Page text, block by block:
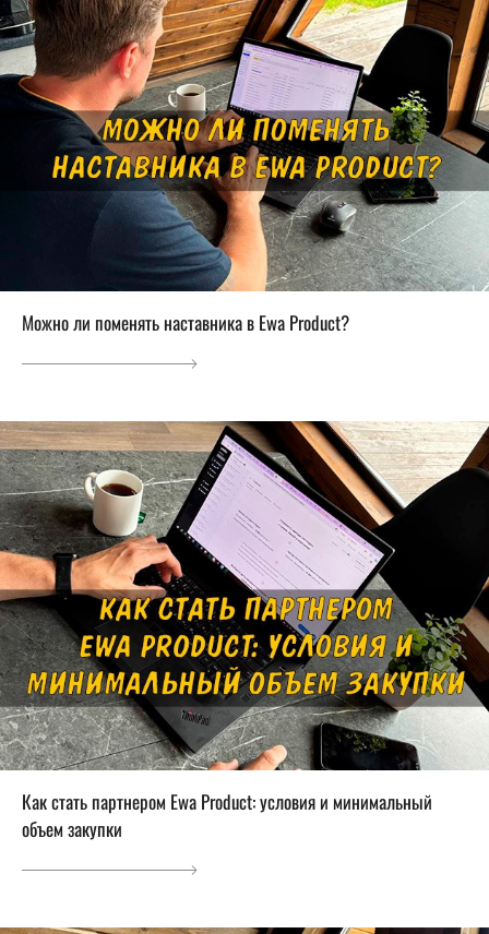
Можно ли поменять наставника в Ewa Product?
Как стать партнером Ewa Product: условия и минимальный
объем закупки